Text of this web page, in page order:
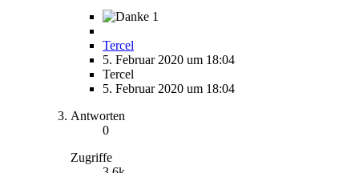
1
Tercel
5. Februar 2020 um 18:04
Tercel
5. Februar 2020 um 18:04
Antworten
0
Zugriffe